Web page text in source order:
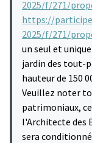
2025/f/271/
https://
2025/f/271/
un seul et
jardin des tout-
hauteur de 150
Veuillez noter
patrimoniaux,
l'Architecte des
sera